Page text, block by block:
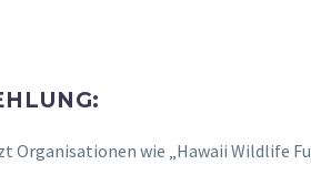
Organisationen wie „Hawaii Wildlife